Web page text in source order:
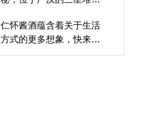
仁怀酱酒蕴含着关于生活
方式的更多想象，快来跟
随推荐官的脚步，找到属